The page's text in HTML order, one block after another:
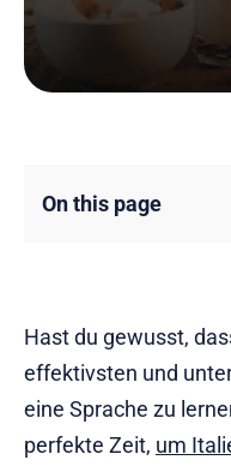
On this page
Hast du gewusst,
effektivsten und
eine Sprache zu
perfekte Zeit, um